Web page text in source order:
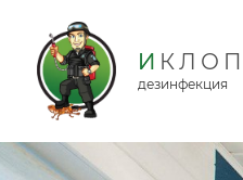
дезинфекция